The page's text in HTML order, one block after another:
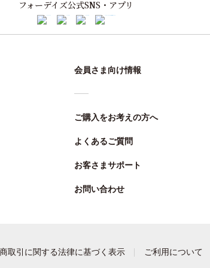
フォーデイズ公式SNS・アプリ
会員さま向け情報
ご購入をお考えの方へ
よくあるご質問
お客さまサポート
お問い合わせ
取引に関する法律に基づく表示 ご利用について